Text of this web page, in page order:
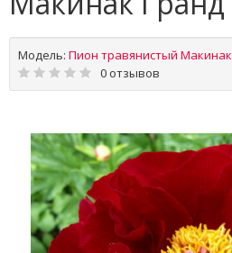
Модель: Пион травянистый
0 отзывов